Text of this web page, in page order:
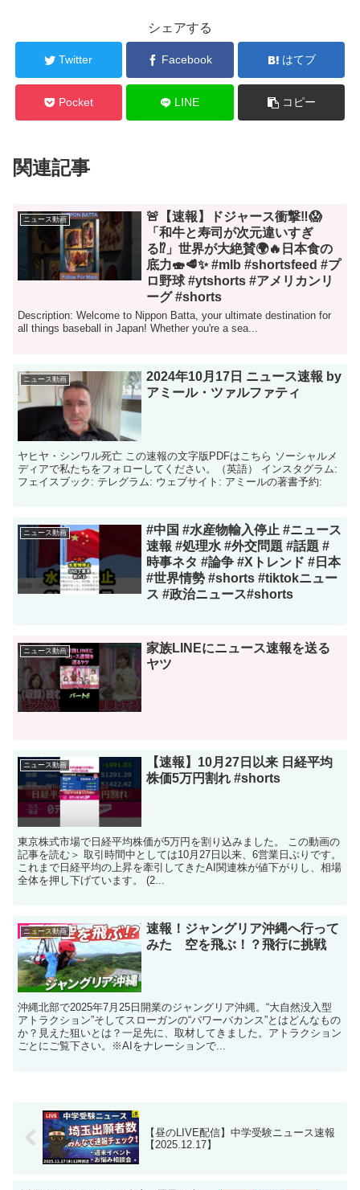
シェアする
Twitter Facebook はてブ
Pocket LINE コピー
関連記事
ニュース動画
🚨【速報】ドジャース衝撃‼😱
「和牛と寿司が次元違いすぎ
る⁉」世界が大絶賛🌍🔥日本食の
底力🍣🥩✨ #mlb #shortsfeed #プ
ロ野球 #ytshorts #アメリカンリ
ーグ #shorts
Description: Welcome to Nippon Batta, your ultimate destination for
all things baseball in Japan! Whether you're a sea...
ニュース動画
2024年10月17日 ニュース速報 by
アミール・ツァルファティ
ヤヒヤ・シンワル死亡 この速報の文字版PDFはこちら ソーシャルメ
ディアで私たちをフォローしてください。（英語） インスタグラム:
フェイスブック: テレグラム: ウェブサイト: アミールの著書予約:
ニュース動画
#中国 #水産物輸入停止 #ニュース
速報 #処理水 #外交問題 #話題 #
時事ネタ #論争 #Xトレンド #日本
#世界情勢 #shorts #tiktokニュー
ス #政治ニュース#shorts
ニュース動画
家族LINEにニュース速報を送る
ヤツ
ニュース動画
【速報】10月27日以来 日経平均
株価5万円割れ #shorts
東京株式市場で日経平均株価が5万円を割り込みました。 この動画の
記事を読む＞ 取引時間中としては10月27日以来、6営業日ぶりです。
これまで日経平均の上昇を牽引してきたAI関連株が値下がりし、相場
全体を押し下げています。 (2...
ニュース動画
速報！ジャングリア沖縄へ行って
みた 空を飛ぶ！？飛行に挑戦
沖縄北部で2025年7月25日開業のジャングリア沖縄。“大自然没入型
アトラクション”そしてスローガンの“パワーバカンス”とはどんなもの
か？見えた狙いとは？一足先に、取材してきました。アトラクション
ごとにご覧下さい。※AIをナレーションで...
【昼のLIVE配信】中学受験ニュース速報
【2025.12.17】